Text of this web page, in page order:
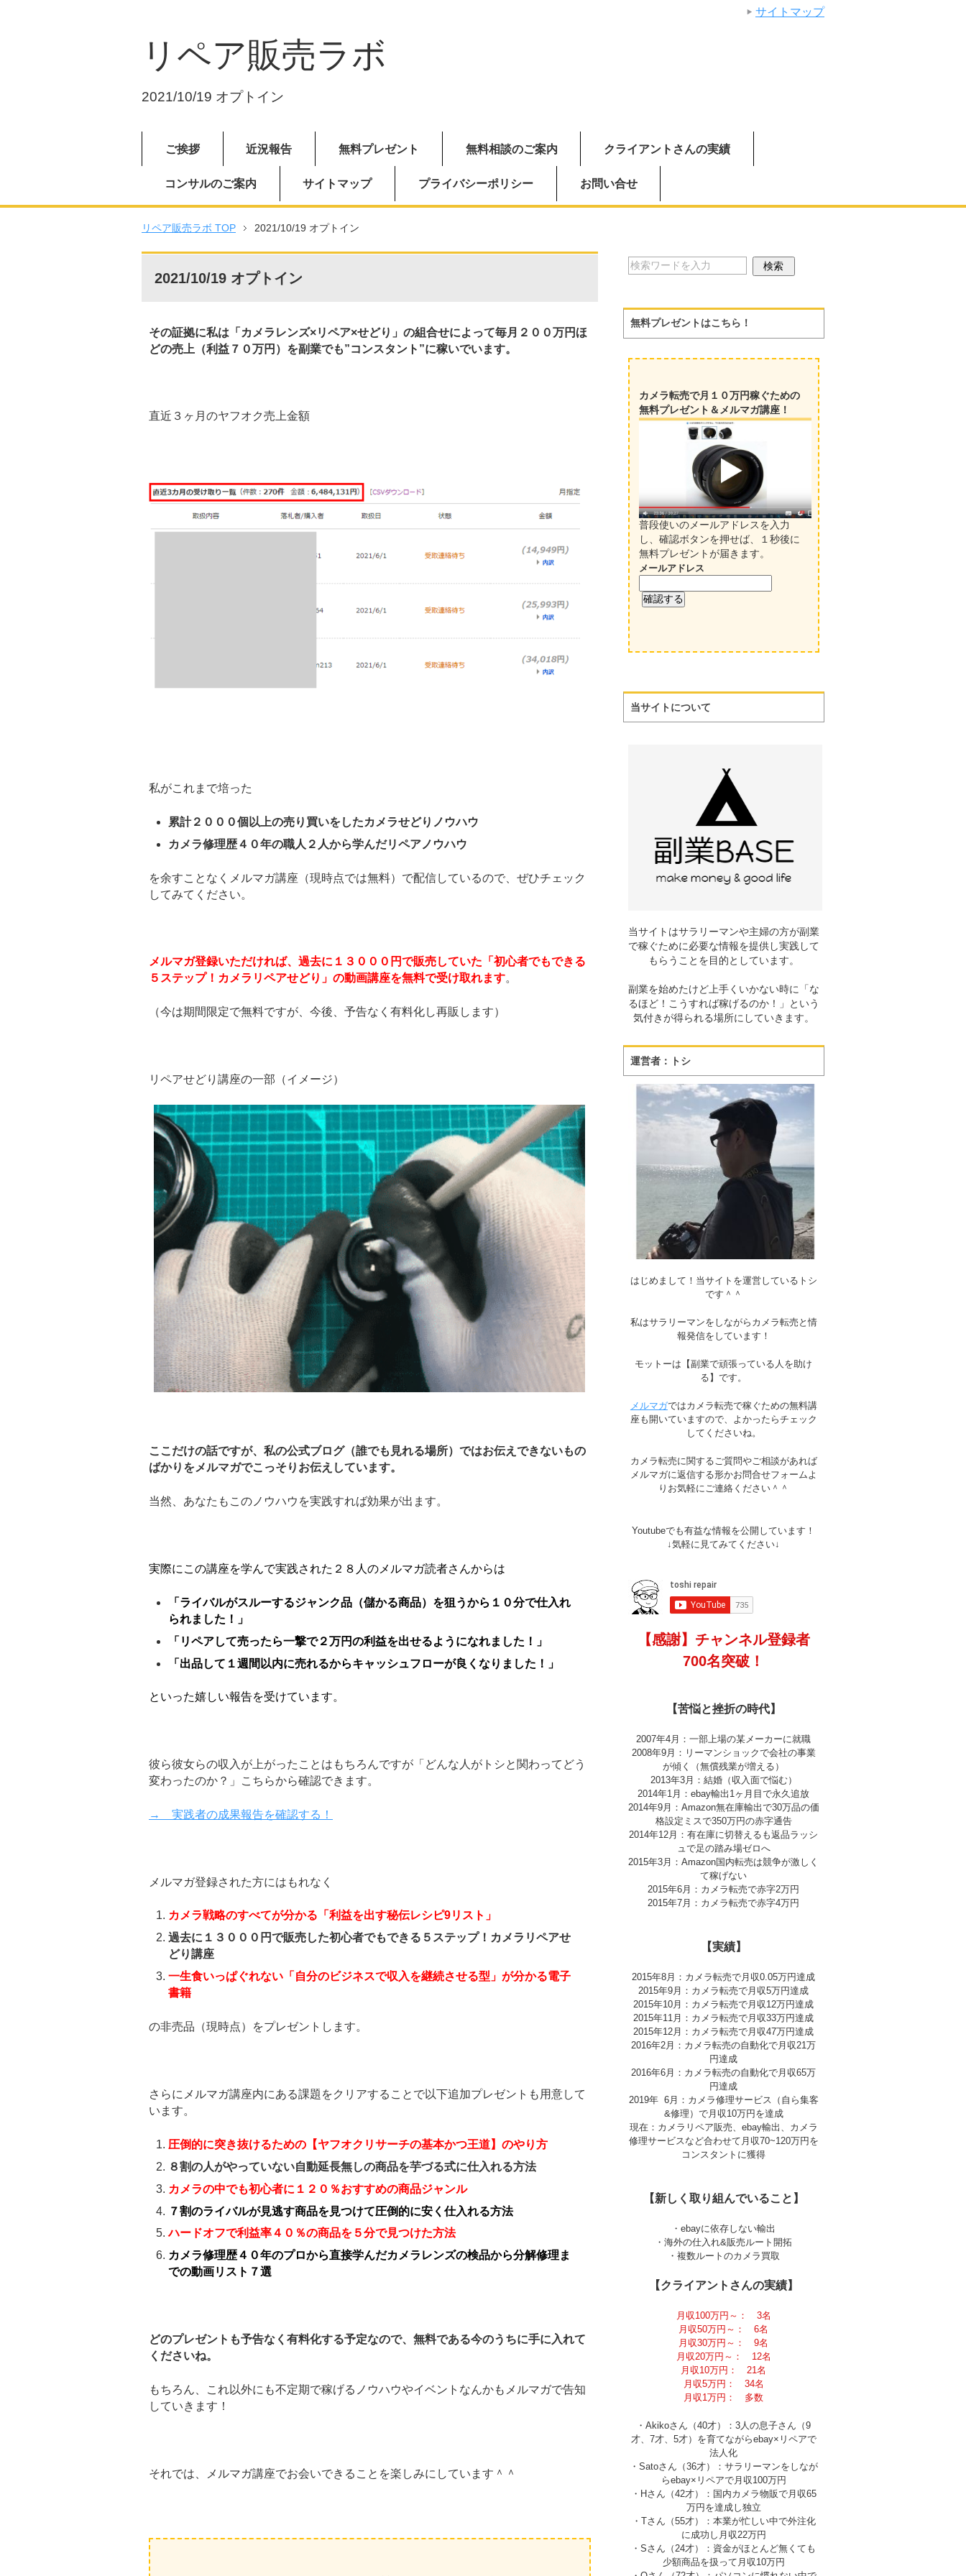
リペア販売ラボ
2021/10/19 オプトイン
ご挨拶 近況報告 無料プレゼント 無料相談のご案内 クライアントさんの実績
コンサルのご案内 サイトマップ プライバシーポリシー お問い合せ
リペア販売ラボ TOP 2021/10/19 オプトイン
2021/10/19 オプトイン
その証拠に私は「カメラレンズ×リペア×せどり」の組合せによって毎月２００万円ほ
どの売上（利益７０万円）を副業でも”コンスタント”に稼いでいます。
直近３ヶ月のヤフオク売上金額
私がこれまで培った
累計２０００個以上の売り買いをしたカメラせどりノウハウ
カメラ修理歴４０年の職人２人から学んだリペアノウハウ
を余すことなくメルマガ講座（現時点では無料）で配信しているので、ぜひチェック
してみてください。
メルマガ登録いただければ、過去に１３０００円で販売していた「初心者でもできる
５ステップ！カメラリペアせどり」の動画講座を無料で受け取れます。
（今は期間限定で無料ですが、今後、予告なく有料化し再販します）
リペアせどり講座の一部（イメージ）
ここだけの話ですが、私の公式ブログ（誰でも見れる場所）ではお伝えできないもの
ばかりをメルマガでこっそりお伝えしています。
当然、あなたもこのノウハウを実践すれば効果が出ます。
実際にこの講座を学んで実践された２８人のメルマガ読者さんからは
「ライバルがスルーするジャンク品（儲かる商品）を狙うから１０分で仕入れ
られました！」
「リペアして売ったら一撃で２万円の利益を出せるようになれました！」
「出品して１週間以内に売れるからキャッシュフローが良くなりました！」
といった嬉しい報告を受けています。
彼ら彼女らの収入が上がったことはもちろんですが「どんな人がトシと関わってどう
変わったのか？」こちらから確認できます。
→ 実践者の成果報告を確認する！
メルマガ登録された方にはもれなく
カメラ戦略のすべてが分かる「利益を出す秘伝レシピ9リスト」
過去に１３０００円で販売した初心者でもできる５ステップ！カメラリペアせ
どり講座
一生食いっぱぐれない「自分のビジネスで収入を継続させる型」が分かる電子
書籍
の非売品（現時点）をプレゼントします。
さらにメルマガ講座内にある課題をクリアすることで以下追加プレゼントも用意して
います。
圧倒的に突き抜けるための【ヤフオクリサーチの基本かつ王道】のやり方
８割の人がやっていない自動延長無しの商品を芋づる式に仕入れる方法
カメラの中でも初心者に１２０％おすすめの商品ジャンル
７割のライバルが見逃す商品を見つけて圧倒的に安く仕入れる方法
ハードオフで利益率４０％の商品を５分で見つけた方法
カメラ修理歴４０年のプロから直接学んだカメラレンズの検品から分解修理ま
での動画リスト７選
どのプレゼントも予告なく有料化する予定なので、無料である今のうちに手に入れて
くださいね。
もちろん、これ以外にも不定期で稼げるノウハウやイベントなんかもメルマガで告知
していきます！
それでは、メルマガ講座でお会いできることを楽しみにしています＾＾
無料プレゼントはこちら！
カメラ転売で月１０万円稼ぐための
無料プレゼント＆メルマガ講座！
普段使いのメールアドレスを入力
し、確認ボタンを押せば、１秒後に
無料プレゼントが届きます。
メールアドレス
当サイトについて
当サイトはサラリーマンや主婦の方が副業
で稼ぐために必要な情報を提供し実践して
もらうことを目的としています。
副業を始めたけど上手くいかない時に「な
るほど！こうすれば稼げるのか！」という
気付きが得られる場所にしていきます。
運営者：トシ
はじめまして！当サイトを運営しているトシ
です＾＾
私はサラリーマンをしながらカメラ転売と情
報発信をしています！
モットーは【副業で頑張っている人を助け
る】です。
メルマガではカメラ転売で稼ぐための無料講
座も開いていますので、よかったらチェック
してくださいね。
カメラ転売に関するご質問やご相談があれば
メルマガに返信する形かお問合せフォームよ
りお気軽にご連絡ください＾＾
Youtubeでも有益な情報を公開しています！
↓気軽に見てみてください↓
【感謝】チャンネル登録者
700名突破！
【苦悩と挫折の時代】
2007年4月：一部上場の某メーカーに就職
2008年9月：リーマンショックで会社の事業
が傾く（無償残業が増える）
2013年3月：結婚（収入面で悩む）
2014年1月：ebay輸出1ヶ月目で永久追放
2014年9月：Amazon無在庫輸出で30万品の価
格設定ミスで350万円の赤字通告
2014年12月：有在庫に切替えるも返品ラッシ
ュで足の踏み場ゼロへ
2015年3月：Amazon国内転売は競争が激しく
て稼げない
2015年6月：カメラ転売で赤字2万円
2015年7月：カメラ転売で赤字4万円
【実績】
2015年8月：カメラ転売で月収0.05万円達成
2015年9月：カメラ転売で月収5万円達成
2015年10月：カメラ転売で月収12万円達成
2015年11月：カメラ転売で月収33万円達成
2015年12月：カメラ転売で月収47万円達成
2016年2月：カメラ転売の自動化で月収21万
円達成
2016年6月：カメラ転売の自動化で月収65万
円達成
2019年 6月：カメラ修理サービス（自ら集客
&修理）で月収10万円を達成
現在：カメラリペア販売、ebay輸出、カメラ
修理サービスなど合わせて月収70~120万円を
コンスタントに獲得
【新しく取り組んでいること】
・ebayに依存しない輸出
・海外の仕入れ&販売ルート開拓
・複数ルートのカメラ買取
【クライアントさんの実績】
月収100万円～： 3名
月収50万円～： 6名
月収30万円～： 9名
月収20万円～： 12名
月収10万円： 21名
月収5万円： 34名
月収1万円： 多数
・Akikoさん（40才）：3人の息子さん（9
才、7才、5才）を育てながらebay×リペアで
法人化
・Satoさん（36才）：サラリーマンをしなが
らebay×リペアで月収100万円
・Hさん（42才）：国内カメラ物販で月収65
万円を達成し独立
・Tさん（55才）：本業が忙しい中で外注化
に成功し月収22万円
・Sさん（24才）：資金がほとんど無くても
少額商品を扱って月収10万円
サイトマップ